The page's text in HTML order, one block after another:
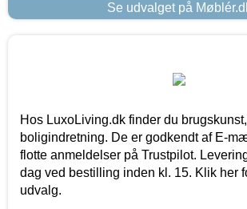
Se udvalget på
Hos LuxoLiving.dk finder du
boligindretning. De er godkendt af E-
flotte anmeldelser på Trustpilot.
dag ved bestilling inden kl. 15. Klik her
udvalg.